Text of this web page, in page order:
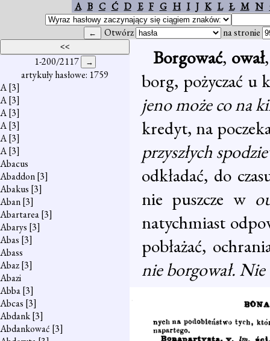
A B C Ć D E F G H I J K L Ł M N
Otwórz na stronie
1-200/2117
artykuły hasłowe: 1759
A[3]
A[3]
A[3]
A[3]
A[3]
A[3]
Abacus
Abaddon[3]
Abakus [3]
Aban[3]
Abartarea[3]
Abarys [3]
Abas [3]
Abass
Abaz[3]
Abazi
Abba[3]
Abcas [3]
Abdank[3]
Abdankować [3]
Borgować, ował
borg, pożyczać u
jeno może co na
kredyt, na
przyszłych
odkładać, do
nie puszcze w
natychmiast
pobłażać,
nie borgował.